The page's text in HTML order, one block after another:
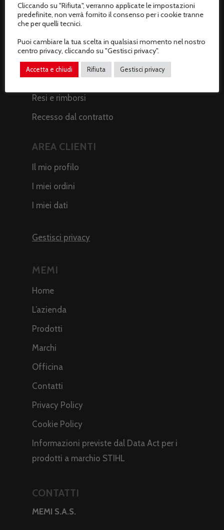
ASSISTENZA CLIENTI
Spedizioni
Metodi di pagamento
Termini e condizioni di vendita
Resi e rimborsi
Recesso dal contratto
AREA CLIENTI
Il mio profilo
I miei ordini
I miei dati
Gestisci privacy
MEMI
Home
L’azienda
Prodotti
Marchi
Officina
Contatti
Privacy Policy
Cookie Policy
Informazioni previste dal Data Act per i
prodotti a marchio STIHL
CONTATTI
MEMI S.A.S.
Cliccando su "Rifiuta", verranno applicate le impostazioni
predefinite, non verrà fornito il consenso per i cookie tranne
che per quelli tecnici.
Puoi cambiare la tua scelta in qualsiasi momento nel nostro
centro privacy, cliccando su "Gestisci privacy".
Accetta e chiudi Rifiuta Gestisci privacy